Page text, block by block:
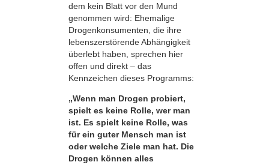
dem kein Blatt vor den Mund
genommen wird: Ehemalige
Drogenkonsumenten, die ihre
lebens­zerstörende Abhängigkeit
überlebt haben, sprechen hier
offen und direkt – das
Kennzeichen dieses Programms:
„Wenn man Drogen probiert,
spielt es keine Rolle, wer man
ist. Es spielt keine Rolle, was
für ein guter Mensch man ist
oder welche Ziele man hat. Die
Drogen können alles